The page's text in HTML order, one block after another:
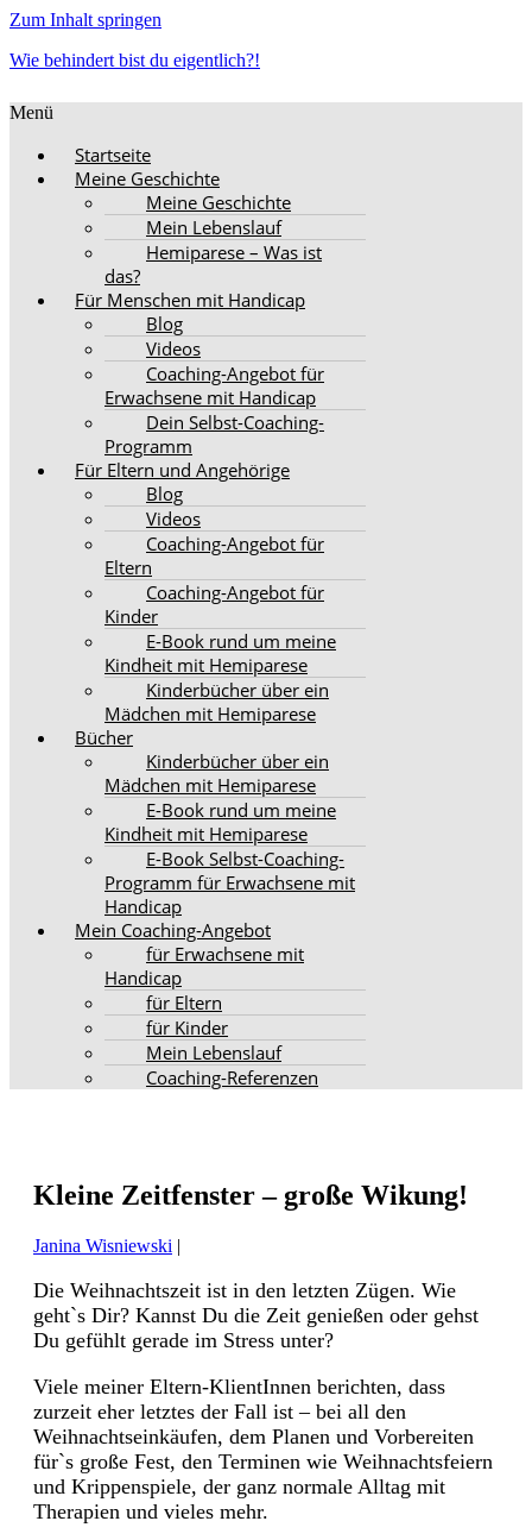
Zum Inhalt springen
Wie behindert bist du eigentlich?!
Menü
Startseite
Meine Geschichte
Meine Geschichte
Mein Lebenslauf
Hemiparese – Was ist
das?
Für Menschen mit Handicap
Blog
Videos
Coaching-Angebot für
Erwachsene mit Handicap
Dein Selbst-Coaching-
Programm
Für Eltern und Angehörige
Blog
Videos
Coaching-Angebot für
Eltern
Coaching-Angebot für
Kinder
E-Book rund um meine
Kindheit mit Hemiparese
Kinderbücher über ein
Mädchen mit Hemiparese
Bücher
Kinderbücher über ein
Mädchen mit Hemiparese
E-Book rund um meine
Kindheit mit Hemiparese
E-Book Selbst-Coaching-
Programm für Erwachsene mit
Handicap
Mein Coaching-Angebot
für Erwachsene mit
Handicap
für Eltern
für Kinder
Mein Lebenslauf
Coaching-Referenzen
Kleine Zeitfenster – große Wikung!
Janina Wisniewski |
Die Weihnachtszeit ist in den letzten Zügen. Wie
geht`s Dir? Kannst Du die Zeit genießen oder gehst
Du gefühlt gerade im Stress unter?
Viele meiner Eltern-KlientInnen berichten, dass
zurzeit eher letztes der Fall ist – bei all den
Weihnachtseinkäufen, dem Planen und Vorbereiten
für`s große Fest, den Terminen wie Weihnachtsfeiern
und Krippenspiele, der ganz normale Alltag mit
Therapien und vieles mehr.